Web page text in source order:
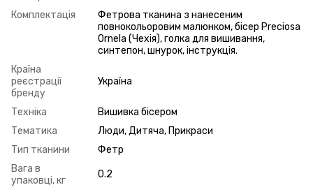
Комплектація
Фетрова тканина з нанесеним
повнокольоровим малюнком, бісер Preciosa
Ornela (Чехія), голка для вишивання,
синтепон, шнурок, інструкція.
Країна
реєстрації
бренду
Україна
Техніка
Вишивка бісером
Тематика
Люди, Дитяча, Прикраси
Тип тканини
Фетр
Вага в
упаковці, кг
0.2